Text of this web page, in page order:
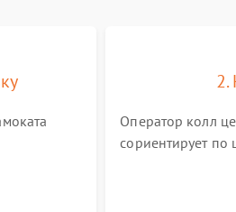
2.
Оператор колл
сориентирует по